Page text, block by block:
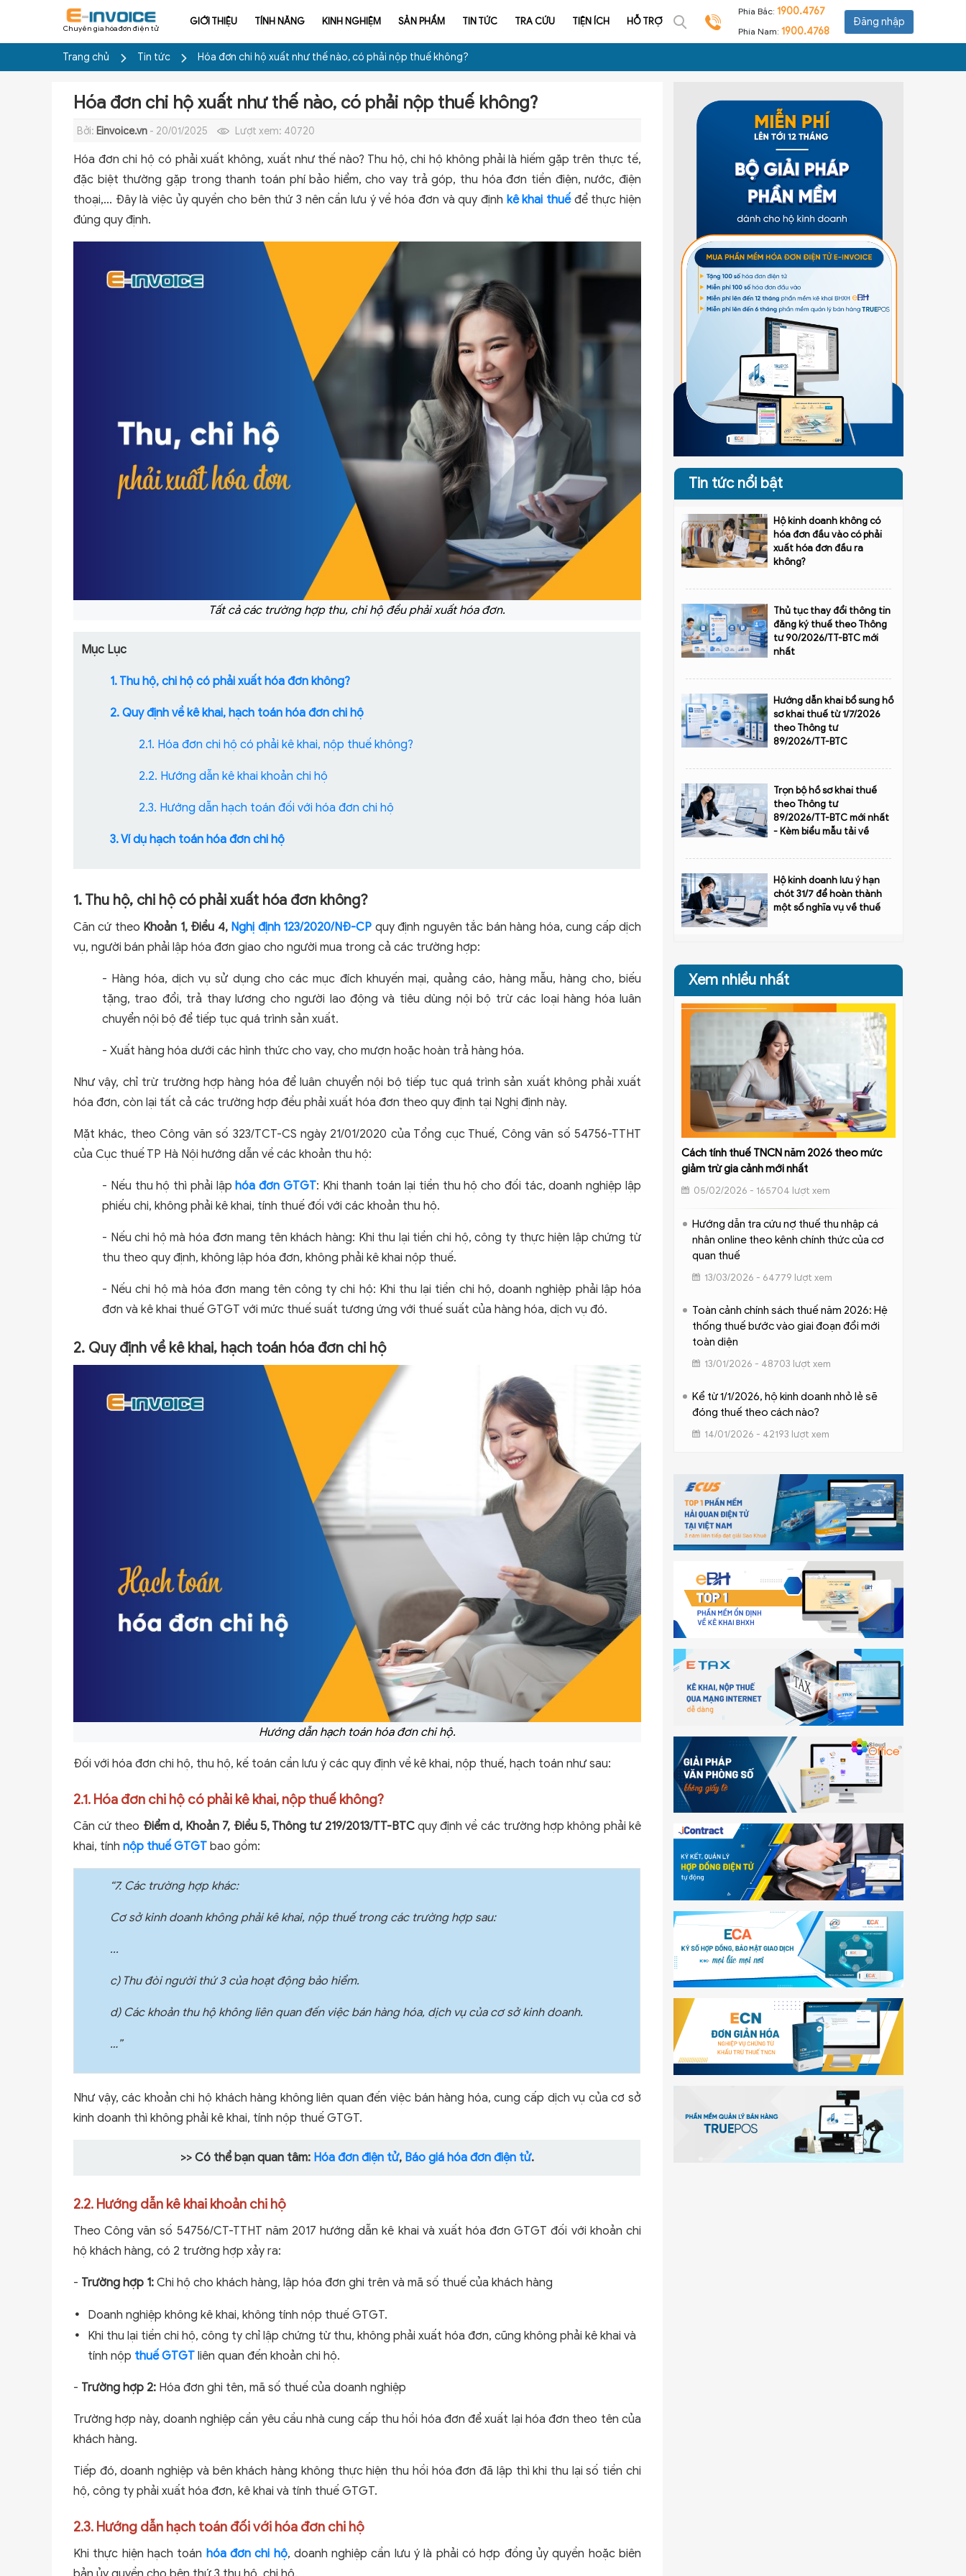
Chuyên gia hóa đơn điện tử
GIỚI THIỆU TÍNH NĂNG KINH NGHIỆM SẢN PHẨM TIN TỨC TRA CỨU TIỆN ÍCH HỖ TRỢ
Phía Bắc: 1900.4767
Phía Nam: 1900.4768
Đăng nhập
Trang chủ Tin tức Hóa đơn chi hộ xuất như thế nào, có phải nộp thuế không?
Hóa đơn chi hộ xuất như thế nào, có phải nộp thuế không?
Bởi: Einvoice.vn - 20/01/2025 Lượt xem: 40720
Hóa đơn chi hộ có phải xuất không, xuất như thế nào? Thu hộ, chi hộ không phải là hiếm gặp trên thực tế,
đặc biệt thường gặp trong thanh toán phí bảo hiểm, cho vay trả góp, thu hóa đơn tiền điện, nước, điện
thoại,... Đây là việc ủy quyền cho bên thứ 3 nên cần lưu ý về hóa đơn và quy định kê khai thuếđể thực hiện
đúng quy định.
Tất cả các trường hợp thu, chi hộ đều phải xuất hóa đơn.
Mục Lục
1. Thu hộ, chi hộ có phải xuất hóa đơn không?
2. Quy định về kê khai, hạch toán hóa đơn chi hộ
2.1. Hóa đơn chi hộ có phải kê khai, nộp thuế không?
2.2. Hướng dẫn kê khai khoản chi hộ
2.3. Hướng dẫn hạch toán đối với hóa đơn chi hộ
3. Ví dụ hạch toán hóa đơn chi hộ
1. Thu hộ, chi hộ có phải xuất hóa đơn không?
Căn cứ theo Khoản 1, Điều 4, Nghị định 123/2020/NĐ-CP quy định nguyên tắc bán hàng hóa, cung cấp dịch
vụ, người bán phải lập hóa đơn giao cho người mua trong cả các trường hợp:
- Hàng hóa, dịch vụ sử dụng cho các mục đích khuyến mại, quảng cáo, hàng mẫu, hàng cho, biếu
tặng, trao đổi, trả thay lương cho người lao động và tiêu dùng nội bộ trừ các loại hàng hóa luân
chuyển nội bộ để tiếp tục quá trình sản xuất.
- Xuất hàng hóa dưới các hình thức cho vay, cho mượn hoặc hoàn trả hàng hóa.
Như vậy, chỉ trừ trường hợp hàng hóa để luân chuyển nội bộ tiếp tục quá trình sản xuất không phải xuất
hóa đơn, còn lại tất cả các trường hợp đều phải xuất hóa đơn theo quy định tại Nghị định này.
Mặt khác, theo Công văn số 323/TCT-CS ngày 21/01/2020 của Tổng cục Thuế, Công văn số 54756-TTHT
của Cục thuế TP Hà Nội hướng dẫn về các khoản thu hộ:
- Nếu thu hộ thì phải lậphóa đơn GTGT: Khi thanh toán lại tiền thu hộ cho đối tác, doanh nghiệp lập
phiếu chi, không phải kê khai, tính thuế đối với các khoản thu hộ.
- Nếu chi hộ mà hóa đơn mang tên khách hàng: Khi thu lại tiền chi hộ, công ty thực hiện lập chứng từ
thu theo quy định, không lập hóa đơn, không phải kê khai nộp thuế.
- Nếu chi hộ mà hóa đơn mang tên công ty chi hộ: Khi thu lại tiền chi hộ, doanh nghiệp phải lập hóa
đơn và kê khai thuế GTGT với mức thuế suất tương ứng với thuế suất của hàng hóa, dịch vụ đó.
2. Quy định về kê khai, hạch toán hóa đơn chi hộ
Hướng dẫn hạch toán hóa đơn chi hộ.
Đối với hóa đơn chi hộ, thu hộ, kế toán cần lưu ý các quy định về kê khai, nộp thuế, hạch toán như sau:
2.1. Hóa đơn chi hộ có phải kê khai, nộp thuế không?
Căn cứ theo Điểm d, Khoản 7, Điều 5, Thông tư 219/2013/TT-BTCquy định về các trường hợp không phải kê
khai, tính nộp thuế GTGT bao gồm:
“7. Các trường hợp khác:
Cơ sở kinh doanh không phải kê khai, nộp thuế trong các trường hợp sau:
...
c) Thu đòi người thứ 3 của hoạt động bảo hiểm.
d) Các khoản thu hộ không liên quan đến việc bán hàng hóa, dịch vụ của cơ sở kinh doanh.
…”
Như vậy, các khoản chi hộ khách hàng không liên quan đến việc bán hàng hóa, cung cấp dịch vụ của cơ sở
kinh doanh thì không phải kê khai, tính nộp thuế GTGT.
>> Có thể bạn quan tâm: Hóa đơn điện tử, Báo giá hóa đơn điện tử.
2.2. Hướng dẫn kê khai khoản chi hộ
Theo Công văn số 54756/CT-TTHT năm 2017 hướng dẫn kê khai và xuất hóa đơn GTGT đối với khoản chi
hộ khách hàng, có 2 trường hợp xảy ra:
- Trường hợp 1: Chi hộ cho khách hàng, lập hóa đơn ghi trên và mã số thuế của khách hàng
Doanh nghiệp không kê khai, không tính nộp thuế GTGT.
Khi thu lại tiền chi hộ, công ty chỉ lập chứng từ thu, không phải xuất hóa đơn, cũng không phải kê khai và
tính nộp thuế GTGT liên quan đến khoản chi hộ.
- Trường hợp 2: Hóa đơn ghi tên, mã số thuế của doanh nghiệp
Trường hợp này, doanh nghiệp cần yêu cầu nhà cung cấp thu hồi hóa đơn để xuất lại hóa đơn theo tên của
khách hàng.
Tiếp đó, doanh nghiệp và bên khách hàng không thực hiện thu hồi hóa đơn đã lập thì khi thu lại số tiền chi
hộ, công ty phải xuất hóa đơn, kê khai và tính thuế GTGT.
2.3. Hướng dẫn hạch toán đối với hóa đơn chi hộ
Khi thực hiện hạch toán hóa đơn chi hộ, doanh nghiệp cần lưu ý là phải có hợp đồng ủy quyền hoặc biên
Tin tức nổi bật
Hộ kinh doanh không có
hóa đơn đầu vào có phải
xuất hóa đơn đầu ra
không?
Thủ tục thay đổi thông tin
đăng ký thuế theo Thông
tư 90/2026/TT-BTC mới
nhất
Hướng dẫn khai bổ sung hồ
sơ khai thuế từ 1/7/2026
theo Thông tư
89/2026/TT-BTC
Trọn bộ hồ sơ khai thuế
theo Thông tư
89/2026/TT-BTC mới nhất
- Kèm biểu mẫu tải về
Hộ kinh doanh lưu ý hạn
chót 31/7 để hoàn thành
một số nghĩa vụ về thuế
Xem nhiều nhất
Cách tính thuế TNCN năm 2026 theo mức
giảm trừ gia cảnh mới nhất
05/02/2026 - 165704 lượt xem
Hướng dẫn tra cứu nợ thuế thu nhập cá
nhân online theo kênh chính thức của cơ
quan thuế
13/03/2026 - 64779 lượt xem
Toàn cảnh chính sách thuế năm 2026: Hệ
thống thuế bước vào giai đoạn đổi mới
toàn diện
13/01/2026 - 48703 lượt xem
Kể từ 1/1/2026, hộ kinh doanh nhỏ lẻ sẽ
đóng thuế theo cách nào?
14/01/2026 - 42193 lượt xem